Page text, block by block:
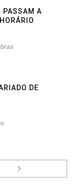
PASSAM A
DE